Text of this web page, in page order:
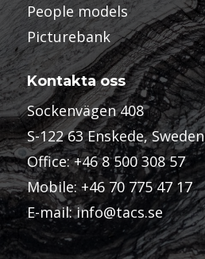
People models
Picturebank
Kontakta oss
Sockenvägen 408
S-122 63 Enskede, Sweden
Office:+46 8 500 308 57
Mobile:+46 70 775 47 17
E-mail:info@tacs.se